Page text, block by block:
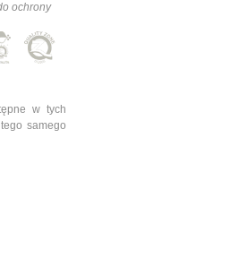
ochrony
w tych
samego